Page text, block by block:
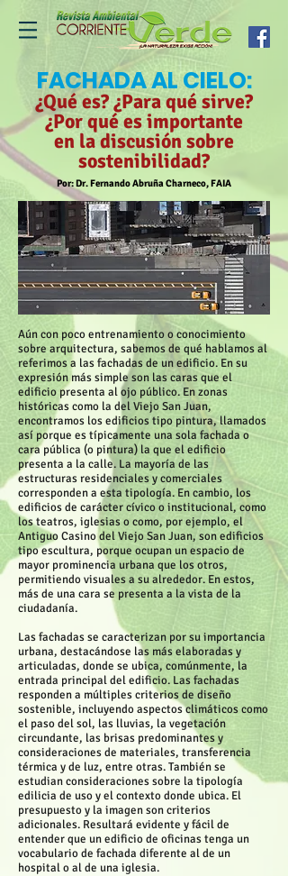
FACHADA AL CIELO:
¿Qué es? ¿Para qué sirve?
¿Por qué es importante
en la discusión sobre
sostenibilidad?
Por: Dr. Fernando Abruña Charneco, FAIA
Aún con poco entrenamiento o conocimiento
sobre arquitectura, sabemos de qué hablamos al
referimos a las fachadas de un edificio. En su
expresión más simple son las caras que el
edificio presenta al ojo público. En zonas
históricas como la del Viejo San Juan,
encontramos los edificios tipo pintura, llamados
así porque es típicamente una sola fachada o
cara pública (o pintura) la que el edificio
presenta a la calle. La mayoría de las
estructuras residenciales y comerciales
corresponden a esta tipología. En cambio, los
edificios de carácter cívico o institucional, como
los teatros, iglesias o como, por ejemplo, el
Antiguo Casino del Viejo San Juan, son edificios
tipo escultura, porque ocupan un espacio de
mayor prominencia urbana que los otros,
permitiendo visuales a su alrededor. En estos,
más de una cara se presenta a la vista de la
ciudadanía.
Las fachadas se caracterizan por su importancia
urbana, destacándose las más elaboradas y
articuladas, donde se ubica, comúnmente, la
entrada principal del edificio. Las fachadas
responden a múltiples criterios de diseño
sostenible, incluyendo aspectos climáticos como
el paso del sol, las lluvias, la vegetación
circundante, las brisas predominantes y
consideraciones de materiales, transferencia
térmica y de luz, entre otras. También se
estudian consideraciones sobre la tipología
edilicia de uso y el contexto donde ubica. El
presupuesto y la imagen son criterios
adicionales. Resultará evidente y fácil de
entender que un edificio de oficinas tenga un
vocabulario de fachada diferente al de un
hospital o al de una iglesia.